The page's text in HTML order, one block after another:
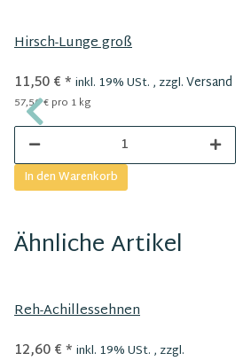
Hirsch-Lunge groß
11,50 €* inkl. 19% USt. , zzgl.Versand
57,50 € pro 1 kg
In den Warenkorb
Ähnliche Artikel
Reh-Achillessehnen
12,60 €* inkl. 19% USt. , zzgl.